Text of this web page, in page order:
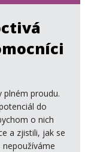
plném proudu.
do
o nich
a zjistili, jak se